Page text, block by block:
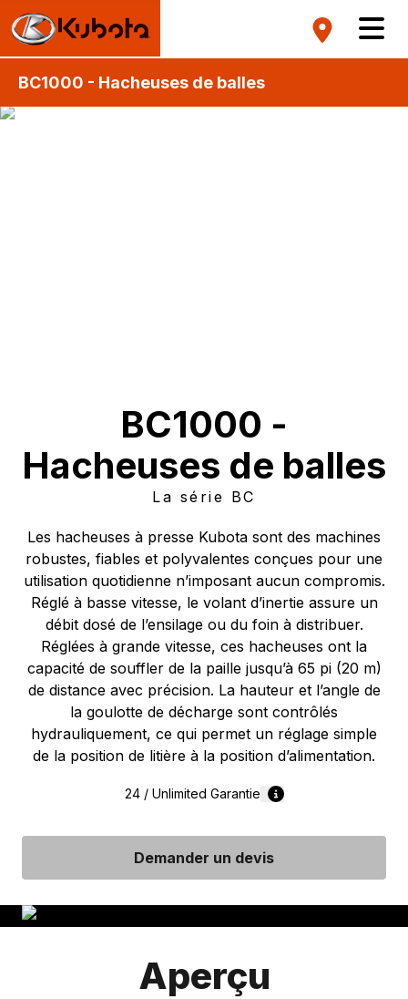
BC1000 - Hacheuses de balles
BC1000 -
Hacheuses de balles
La série BC
Les hacheuses à presse Kubota sont des machines
robustes, fiables et polyvalentes conçues pour une
utilisation quotidienne n’imposant aucun compromis.
Réglé à basse vitesse, le volant d’inertie assure un
débit dosé de l’ensilage ou du foin à distribuer.
Réglées à grande vitesse, ces hacheuses ont la
capacité de souffler de la paille jusqu’à 65 pi (20 m)
de distance avec précision. La hauteur et l’angle de
la goulotte de décharge sont contrôlés
hydrauliquement, ce qui permet un réglage simple
de la position de litière à la position d’alimentation.
24 / Unlimited Garantie
Demander un devis
Aperçu